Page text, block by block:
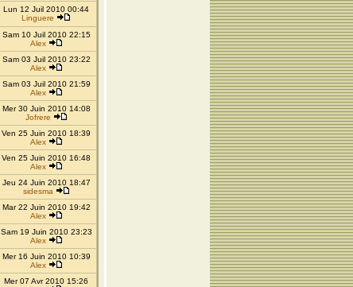
Lun 12 Juil 2010 00:44
Linguere
Sam 10 Juil 2010 22:15
Alex
Sam 03 Juil 2010 23:22
Alex
Sam 03 Juil 2010 21:59
Alex
Mer 30 Juin 2010 14:08
Jofrere
Ven 25 Juin 2010 18:39
Alex
Ven 25 Juin 2010 16:48
Alex
Jeu 24 Juin 2010 18:47
sidesma
Mar 22 Juin 2010 19:42
Alex
Sam 19 Juin 2010 23:23
Alex
Mer 16 Juin 2010 10:39
Alex
Mer 07 Avr 2010 15:26